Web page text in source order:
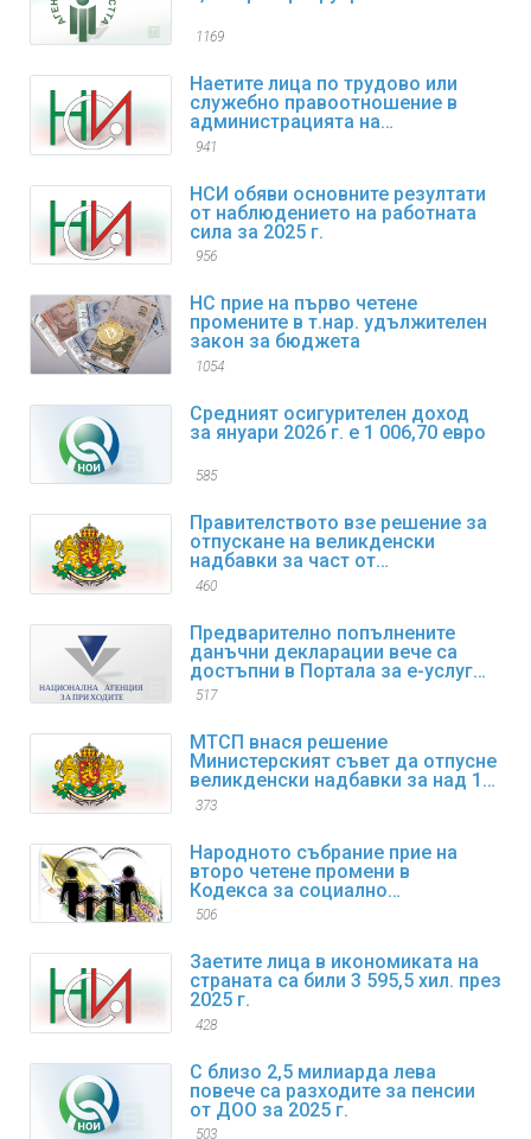
1169
Наетите лица по трудово или
служебно правоотношение в
администрацията на
изпълнителната власт към края
941
НСИ обяви основните резултати
от наблюдението на работната
сила за 2025 г.
956
НС прие на първо четене
промените в т.нар. удължителен
закон за бюджета
1054
Средният осигурителен доход
за януари 2026 г. е 1 006,70 евро
585
Правителството взе решение за
отпускане на великденски
надбавки за част от
пенсионерите
460
Предварително попълнените
данъчни декларации вече са
достъпни в Портала за е-услуги
на НАП
517
МТСП внася решение
Министерският съвет да отпусне
великденски надбавки за над 1
600 000 пенсионери
373
Народното събрание прие на
второ четене промени в
Кодекса за социално
осигуряване
506
Заетите лица в икономиката на
страната са били 3 595,5 хил. през
2025 г.
428
С близо 2,5 милиарда лева
повече са разходите за пенсии
от ДОО за 2025 г.
503